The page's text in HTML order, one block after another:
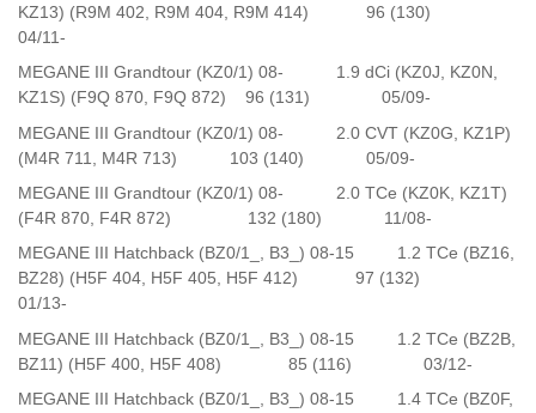
KZ13) (R9M 402, R9M 404, R9M 414) 96 (130)
04/11-
MEGANE III Grandtour (KZ0/1) 08- 1.9 dCi (KZ0J, KZ0N,
KZ1S) (F9Q 870, F9Q 872) 96 (131) 05/09-
MEGANE III Grandtour (KZ0/1) 08- 2.0 CVT (KZ0G, KZ1P)
(M4R 711, M4R 713) 103 (140) 05/09-
MEGANE III Grandtour (KZ0/1) 08- 2.0 TCe (KZ0K, KZ1T)
(F4R 870, F4R 872) 132 (180) 11/08-
MEGANE III Hatchback (BZ0/1_, B3_) 08-15 1.2 TCe (BZ16,
BZ28) (H5F 404, H5F 405, H5F 412) 97 (132)
01/13-
MEGANE III Hatchback (BZ0/1_, B3_) 08-15 1.2 TCe (BZ2B,
BZ11) (H5F 400, H5F 408) 85 (116) 03/12-
MEGANE III Hatchback (BZ0/1_, B3_) 08-15 1.4 TCe (BZ0F,